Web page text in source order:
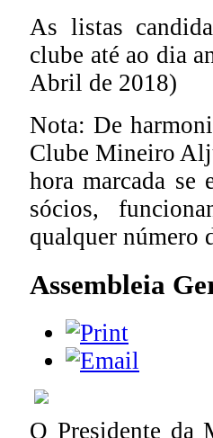
As listas
clube até ao dia
Abril de 2018)
Nota: De
Clube Mineiro
hora marcada se
sócios,
qualquer número
Assembleia
O Presidente da